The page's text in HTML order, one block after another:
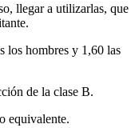
llegar a utilizarlas, que
los hombres y 1,60 las
de la clase B.
equivalente.